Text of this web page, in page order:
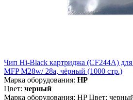
Чип Hi-Black картриджа (CF244A)
MFP M28w/ 28a, чёрный (1000 стр.)
Марка оборудования: HP
Цвет: черный
Марка оборудования: HP Цвет: